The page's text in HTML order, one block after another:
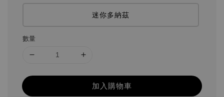
迷你多納茲
數量
加入購物車